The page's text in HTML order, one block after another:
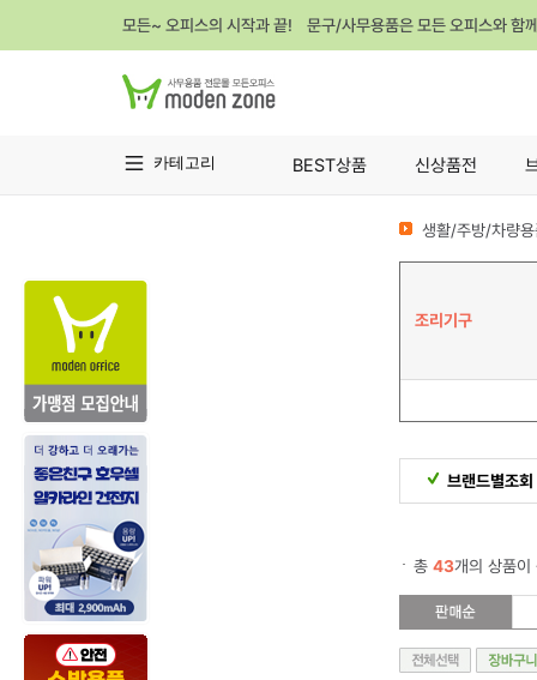
모든~ 오피스의 시작과 끝! 문구/사무용품은 모든 오피스와 함
카테고리 BEST상품 신상품전
생활/주방/차량
조리기구
브랜드별조회
총 43개의 상품이